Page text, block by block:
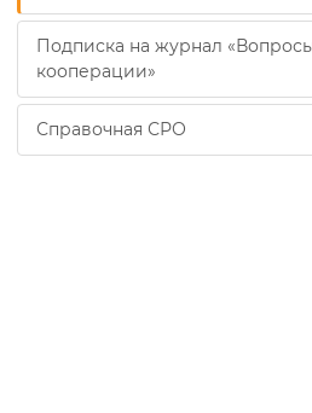
Подписка на журнал
кооперации»
Справочная СРО